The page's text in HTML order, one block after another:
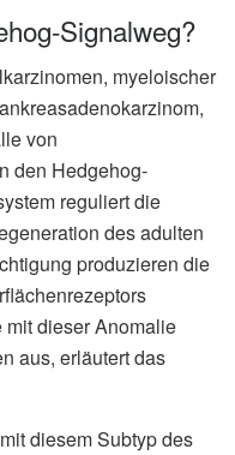
Signalweg?
myeloischer
von
den Hedgehog-
reguliert die
des adulten
produzieren die
dieser Anomalie
aus, erläutert das
diesem Subtyp des